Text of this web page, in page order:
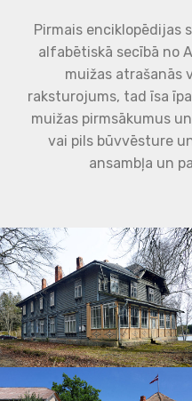
Pirmais enciklopēdijas
alfabētiskā secībā no
muižas atrašanās
raksturojums, tad īsa
muižas pirmsākumus
vai pils būvvēsture
ansambļa un